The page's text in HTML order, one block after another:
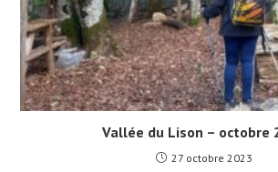
Vallée du Lison – octobre
27 octobre 2023